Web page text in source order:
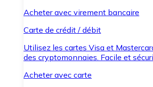
Acheter avec virement bancaire
Carte de crédit / débit
Utilisez les cartes Visa et
des cryptomonnaies. Facile et
Acheter avec carte